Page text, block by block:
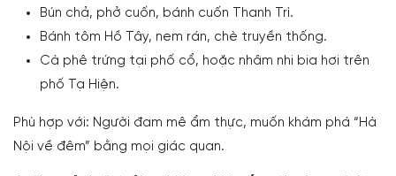
Bún chả, phở cuốn, bánh cuốn Thanh Trì.
Bánh tôm Hồ Tây, nem rán, chè truyền thống.
Cà phê trứng tại phố cổ, hoặc nhâm nhi bia hơi trên
phố Tạ Hiện.
Phù hợp với: Người đam mê ẩm thực, muốn khám phá “Hà
Nội về đêm” bằng mọi giác quan.